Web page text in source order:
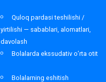
Quloq pardasi teshilishi /
yirtilishi — sabablari, alomatlari,
davolash
Bolalarda ekssudativ o’rta otit
Bolalarning eshitish